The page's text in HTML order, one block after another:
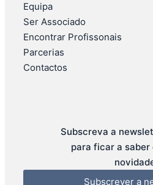
Equipa
Ser Associado
Encontrar Profissonais
Parcerias
Contactos
Subscreva a
para ficar a saber
Subscrever a